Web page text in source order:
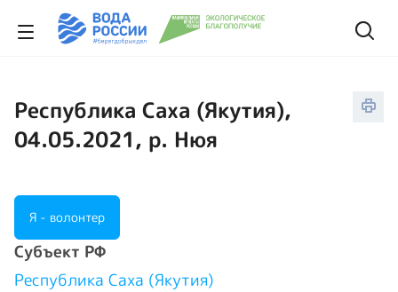
Республика Саха (Якутия),
04.05.2021, р. Нюя
Я - волонтер
Cубъект РФ
Республика Саха (Якутия)